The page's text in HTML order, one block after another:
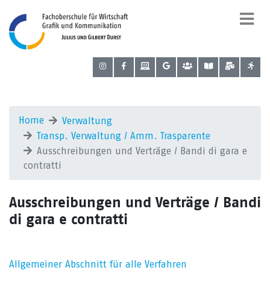
Home
Verwaltung
Transp. Verwaltung / Amm. Trasparente
Ausschreibungen und Verträge / Bandi di gara e
contratti
Ausschreibungen und Verträge / Bandi
di gara e contratti
Allgemeiner Abschnitt für alle Verfahren